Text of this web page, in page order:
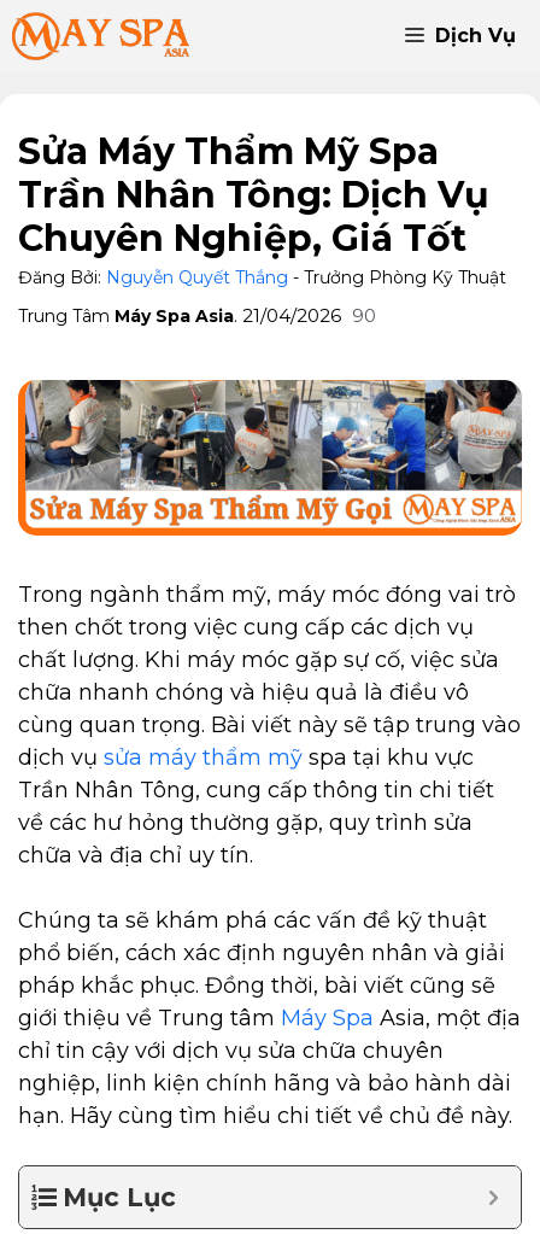
Chuyển
đến
Dịch Vụ
Sửa Máy Thẩm Mỹ Spa
Trần Nhân Tông: Dịch Vụ
Chuyên Nghiệp, Giá Tốt
Đăng Bởi: Nguyễn Quyết Thắng - Trưởng Phòng Kỹ Thuật
Trung Tâm Máy Spa Asia. 21/04/2026 90
Trong ngành thẩm mỹ, máy móc đóng vai trò
then chốt trong việc cung cấp các dịch vụ
chất lượng. Khi máy móc gặp sự cố, việc sửa
chữa nhanh chóng và hiệu quả là điều vô
cùng quan trọng. Bài viết này sẽ tập trung vào
dịch vụ sửa máy thẩm mỹ spa tại khu vực
Trần Nhân Tông, cung cấp thông tin chi tiết
về các hư hỏng thường gặp, quy trình sửa
chữa và địa chỉ uy tín.
Chúng ta sẽ khám phá các vấn đề kỹ thuật
phổ biến, cách xác định nguyên nhân và giải
pháp khắc phục. Đồng thời, bài viết cũng sẽ
giới thiệu về Trung tâm Máy Spa Asia, một địa
chỉ tin cậy với dịch vụ sửa chữa chuyên
nghiệp, linh kiện chính hãng và bảo hành dài
hạn. Hãy cùng tìm hiểu chi tiết về chủ đề này.
Mục Lục